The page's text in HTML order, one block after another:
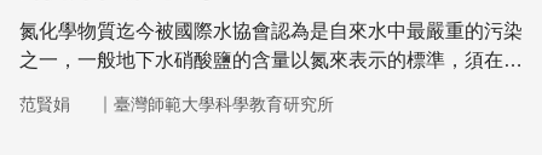
氮化學物質迄今被國際水協會認為是自來水中最嚴重的污染
之一，一般地下水硝酸鹽的含量以氮來表示的標準，須在每
范賢娟 ｜ 臺灣師範大學科學教育研究所